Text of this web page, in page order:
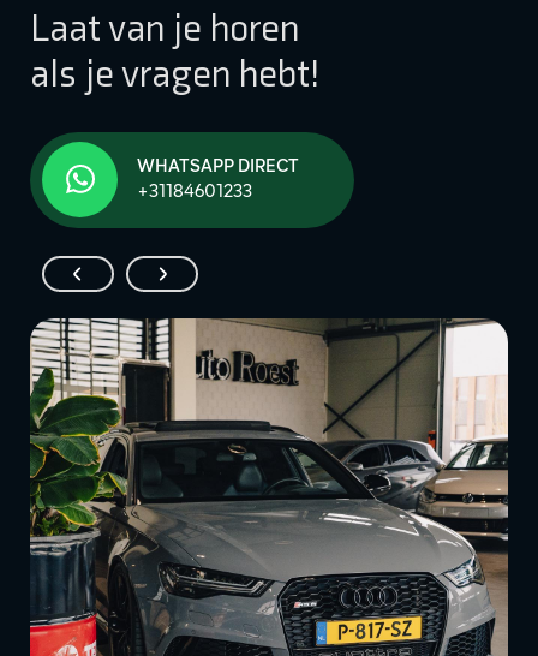
Laat van je horen
als je vragen hebt!
WHATSAPP DIRECT
+31184601233